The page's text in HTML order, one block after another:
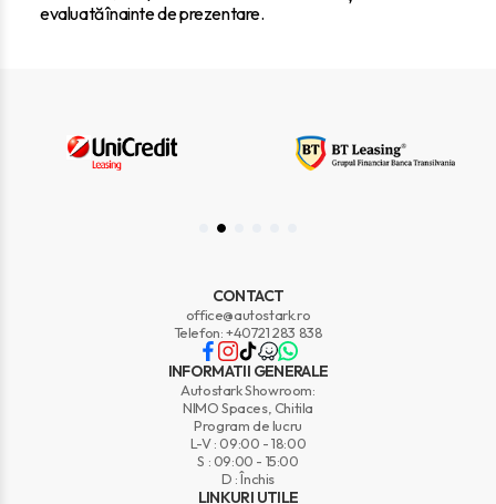
evaluată înainte de prezentare.
CONTACT
office@autostark.ro
Telefon: +40721 283 838
INFORMATII GENERALE
Autostark Showroom:
NIMO Spaces, Chitila
Program de lucru
L-V : 09:00 - 18:00
S : 09:00 - 15:00
D : Închis
LINKURI UTILE